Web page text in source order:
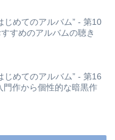
じめてのアルバム” - 第10
すめのアルバムの聴き
じめてのアルバム” - 第16
作から個性的な暗黒作